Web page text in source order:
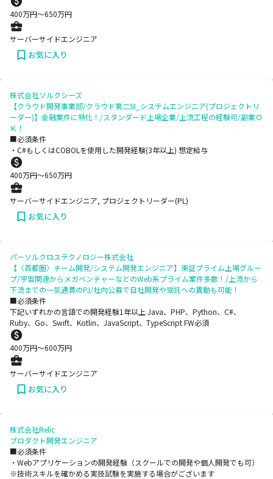
400万円〜650万円
サーバーサイドエンジニア
お気に入り
株式会社ソルクシーズ
【クラウド開発事業部/クラウド第二SI_システムエンジニア(プロジェクトリ
ーダー)】金融案件に特化！/スタンダード上場企業/上流工程の経験可/副業Ｏ
Ｋ！
■必須条件
・C#もしくはCOBOLを使用した開発経験(3年以上) 想定給与
400万円〜650万円
サーバーサイドエンジニア, プロジェクトリーダー(PL)
お気に入り
パーソルクロステクノロジー株式会社
【〈首都圏〉チーム開発/システム開発エンジニア】東証プライム上場グルー
プ/宇宙関連からメガベンチャーなどのWeb系プライム案件多数！/上流から
下流までの一気通貫のPJ/社内公募で自社開発や受託への異動も可能！
■必須条件
下記いずれかの言語での開発経験1年以上 Java、PHP、Python、C#、
Ruby、Go、Swift、Kotlin、JavaScript、TypeScript FW必須
400万円〜600万円
サーバーサイドエンジニア
お気に入り
株式会社Relic
プロダクト開発エンジニア
■必須条件
・Webアプリケーションの開発経験（スクールでの開発や個人開発でも可）
※技術スキルを確かめる実技試験を実施する場合がございます